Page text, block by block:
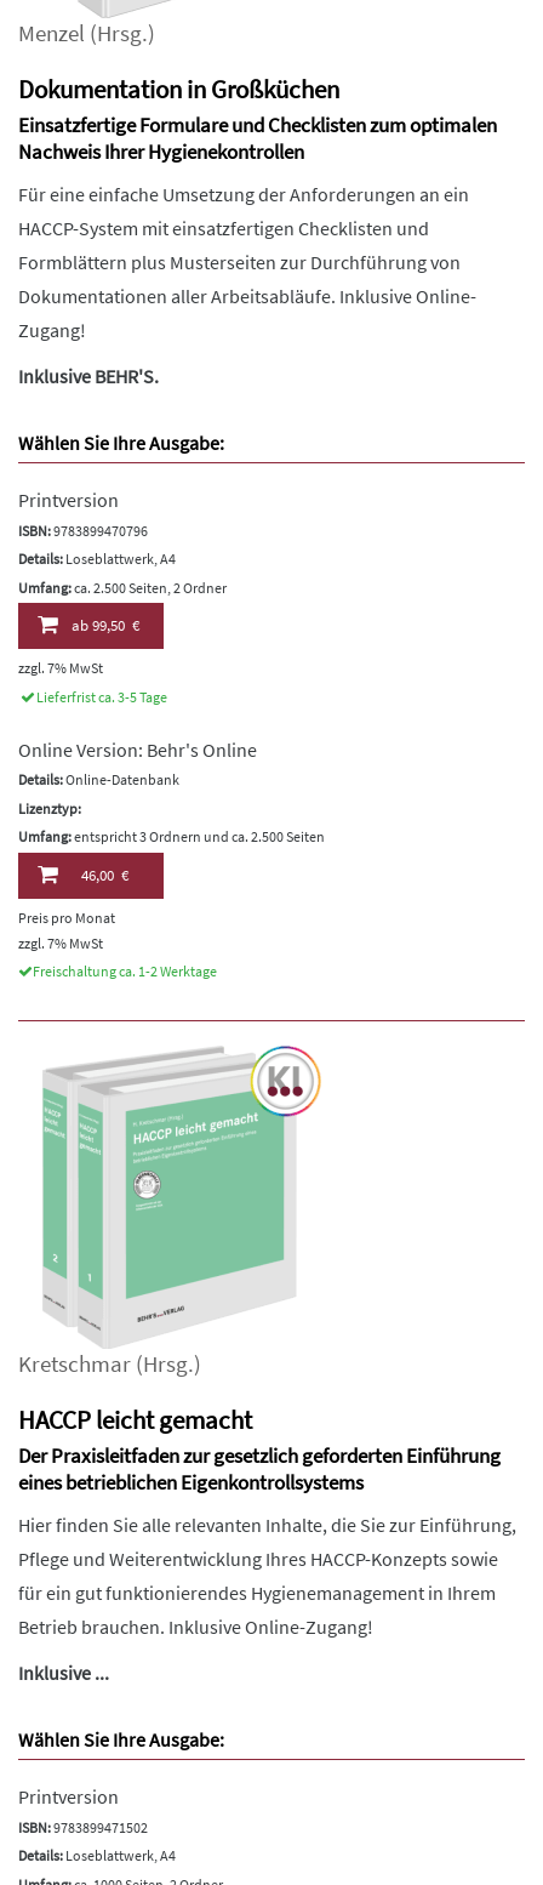
Menzel (Hrsg.)
Dokumentation in Großküchen
Einsatzfertige Formulare und Checklisten zum optimalen
Nachweis Ihrer Hygienekontrollen
Für eine einfache Umsetzung der Anforderungen an ein
HACCP-System mit einsatzfertigen Checklisten und
Formblättern plus Musterseiten zur Durchführung von
Dokumentationen aller Arbeitsabläufe. Inklusive Online-
Zugang!
Inklusive BEHR'S.
Wählen Sie Ihre Ausgabe:
Printversion
ISBN:9783899470796
Details: Loseblattwerk, A4
Umfang:ca. 2.500 Seiten, 2 Ordner
ab99,50 €
zzgl. 7% MwSt
Lieferfrist ca. 3-5 Tage
Online Version: Behr's Online
Details:Online-Datenbank
Lizenztyp:
Umfang:entspricht 3 Ordnern und ca. 2.500 Seiten
46,00 €
Preis pro Monat
zzgl. 7% MwSt
Freischaltung ca. 1-2 Werktage
Kretschmar (Hrsg.)
HACCP leicht gemacht
Der Praxisleitfaden zur gesetzlich geforderten Einführung
eines betrieblichen Eigenkontrollsystems
Hier finden Sie alle relevanten Inhalte, die Sie zur Einführung,
Pflege und Weiterentwicklung Ihres HACCP-Konzepts sowie
für ein gut funktionierendes Hygienemanagement in Ihrem
Betrieb brauchen. Inklusive Online-Zugang!
Inklusive ...
Wählen Sie Ihre Ausgabe:
Printversion
ISBN:9783899471502
Details: Loseblattwerk, A4